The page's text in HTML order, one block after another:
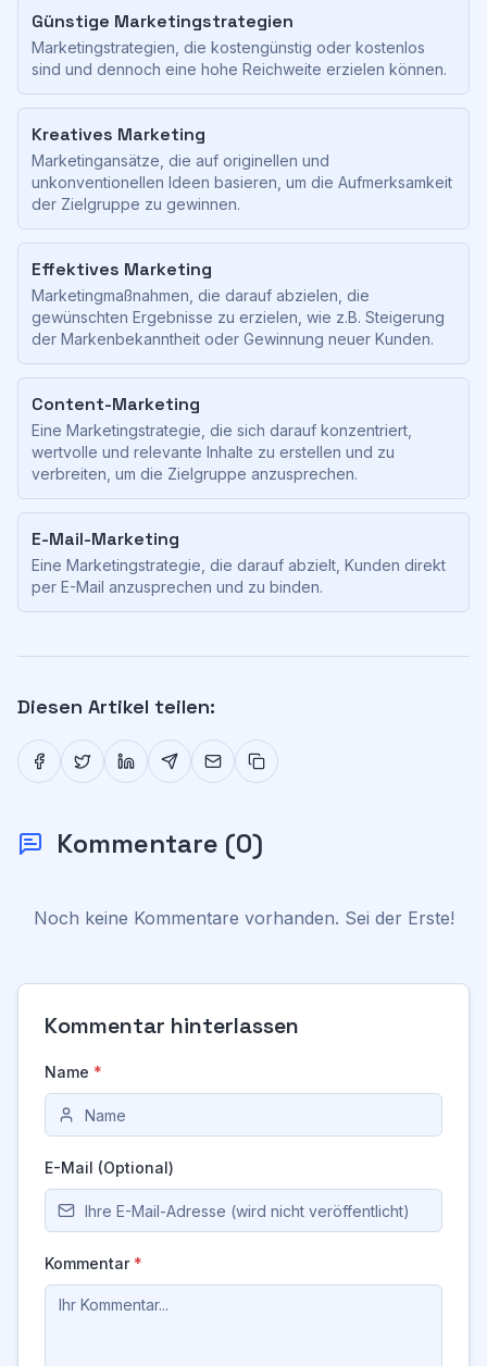
Günstige Marketingstrategien
Marketingstrategien, die kostengünstig oder kostenlos
sind und dennoch eine hohe Reichweite erzielen können.
Kreatives Marketing
Marketingansätze, die auf originellen und
unkonventionellen Ideen basieren, um die Aufmerksamkeit
der Zielgruppe zu gewinnen.
Effektives Marketing
Marketingmaßnahmen, die darauf abzielen, die
gewünschten Ergebnisse zu erzielen, wie z.B. Steigerung
der Markenbekanntheit oder Gewinnung neuer Kunden.
Content-Marketing
Eine Marketingstrategie, die sich darauf konzentriert,
wertvolle und relevante Inhalte zu erstellen und zu
verbreiten, um die Zielgruppe anzusprechen.
E-Mail-Marketing
Eine Marketingstrategie, die darauf abzielt, Kunden direkt
per E-Mail anzusprechen und zu binden.
Diesen Artikel teilen:
Kommentare (0)
Noch keine Kommentare vorhanden. Sei der Erste!
Kommentar hinterlassen
Name *
E-Mail (Optional)
Kommentar *